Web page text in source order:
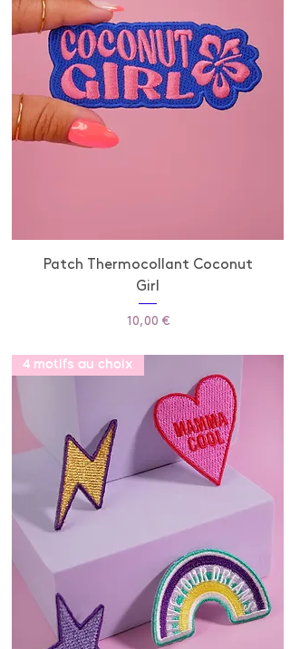
Patch Thermocollant Coconut
Girl
Prix
10,00 €
4 motifs au choix